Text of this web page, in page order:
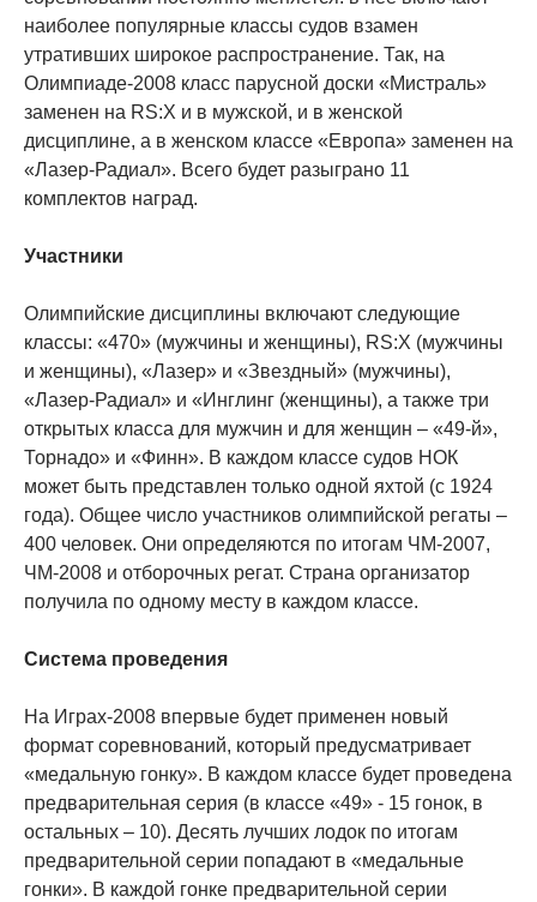
наиболее популярные классы судов взамен
утративших широкое распространение. Так, на
Олимпиаде-2008 класс парусной доски «Мистраль»
заменен на RS:X и в мужской, и в женской
дисциплине, а в женском классе «Европа» заменен на
«Лазер-Радиал». Всего будет разыграно 11
комплектов наград.
Участники
Олимпийские дисциплины включают следующие
классы: «470» (мужчины и женщины), RS:X (мужчины
и женщины), «Лазер» и «Звездный» (мужчины),
«Лазер-Радиал» и «Инглинг (женщины), а также три
открытых класса для мужчин и для женщин – «49-й»,
Торнадо» и «Финн». В каждом классе судов НОК
может быть представлен только одной яхтой (с 1924
года). Общее число участников олимпийской регаты –
400 человек. Они определяются по итогам ЧМ-2007,
ЧМ-2008 и отборочных регат. Страна организатор
получила по одному месту в каждом классе.
Система проведения
На Играх-2008 впервые будет применен новый
формат соревнований, который предусматривает
«медальную гонку». В каждом классе будет проведена
предварительная серия (в классе «49» - 15 гонок, в
остальных – 10). Десять лучших лодок по итогам
предварительной серии попадают в «медальные
гонки». В каждой гонке предварительной серии